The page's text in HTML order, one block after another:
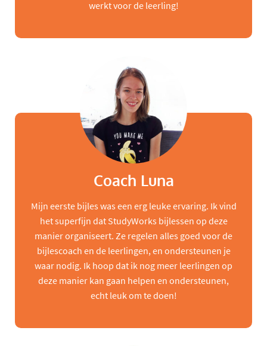
werkt voor de leerling!
Coach Luna
Mijn eerste bijles was een erg leuke ervaring. Ik vind
het superfijn dat StudyWorks bijlessen op deze
manier organiseert. Ze regelen alles goed voor de
bijlescoach en de leerlingen, en ondersteunen je
waar nodig. Ik hoop dat ik nog meer leerlingen op
deze manier kan gaan helpen en ondersteunen,
echt leuk om te doen!